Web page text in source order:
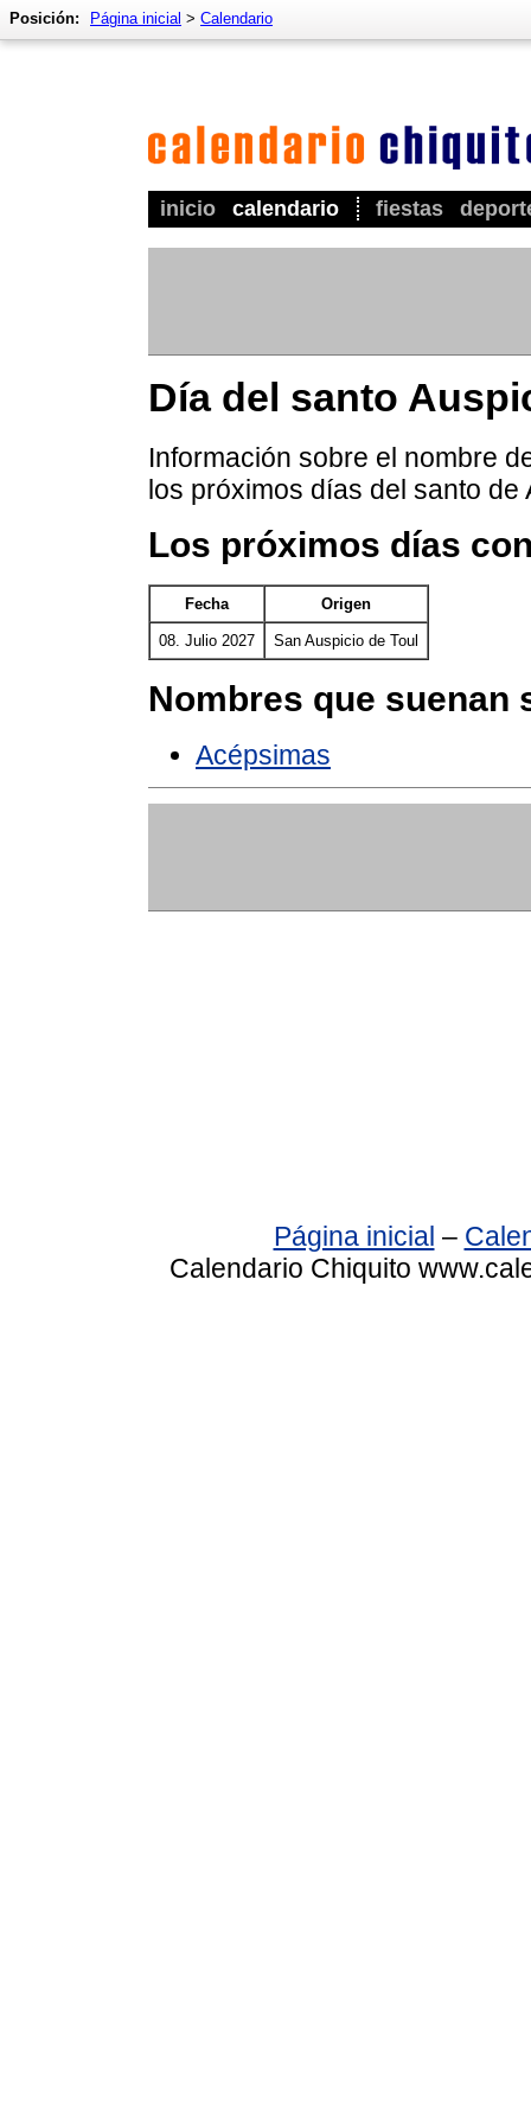
inicio calendario fiestas
Posición: Página inicial > Calendario
Día del santo
Información sobre el nombre
los próximos días del santo de
Los próximos días
Fecha Origen
08. Julio 2027 San Auspicio de Toul
Nombres que suenan
Acépsimas
Página inicial –
Calendario Chiquito